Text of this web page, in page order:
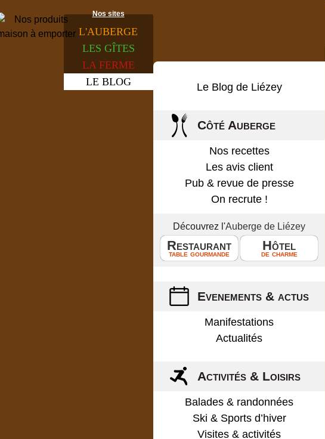
Nos sites
L'AUBERGE
LES GÎTES
LA FERME
LE BLOG Le Blog de Liézey
Côté Auberge
Nos recettes
Les avis client
Pub & revue de presse
On recrute !
Découvrez l'Auberge de Liézey
Restaurant
table gourmande
Hôtel
de charme
Evenements & actus
Manifestations
Actualités
Activités & Loisirs
Balades & randonnées
Ski & Sports d’hiver
Visites & activités